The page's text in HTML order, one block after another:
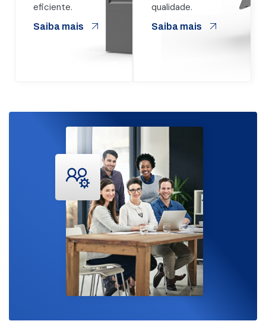
eficiente.
Saiba mais
qualidade.
Saiba mais